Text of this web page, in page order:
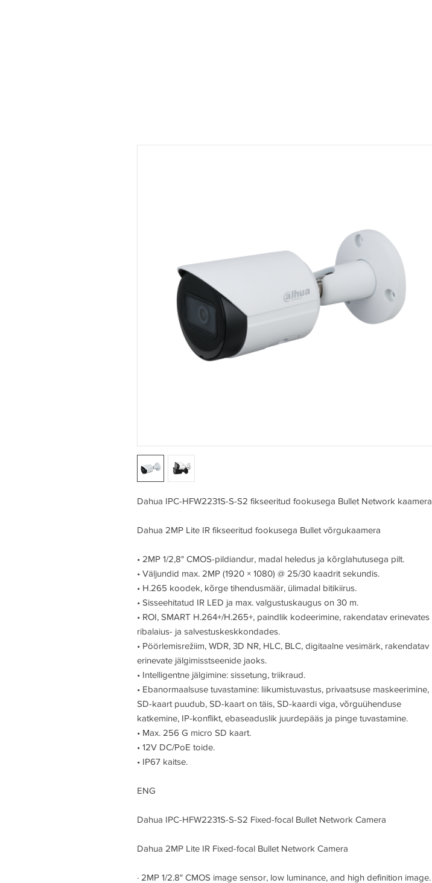
Dahua IPC-HFW2231S-S-S2 fikseeritud fookusega Bullet Network kaamera
Dahua 2MP Lite IR fikseeritud fookusega Bullet võrgukaamera
• 2MP 1/2,8" CMOS-pildiandur, madal heledus ja kõrglahutusega pilt.
• Väljundid max. 2MP (1920 × 1080) @ 25/30 kaadrit sekundis.
• H.265 koodek, kõrge tihendusmäär, ülimadal bitikiirus.
• Sisseehitatud IR LED ja max. valgustuskaugus on 30 m.
• ROI, SMART H.264+/H.265+, paindlik kodeerimine, rakendatav erinevates
ribalaius- ja salvestuskeskkondades.
• Pöörlemisrežiim, WDR, 3D NR, HLC, BLC, digitaalne vesimärk, rakendatav
erinevate jälgimisstseenide jaoks.
• Intelligentne jälgimine: sissetung, triikraud.
• Ebanormaalsuse tuvastamine: liikumistuvastus, privaatsuse maskeerimine,
SD-kaart puudub, SD-kaart on täis, SD-kaardi viga, võrguühenduse
katkemine, IP-konflikt, ebaseaduslik juurdepääs ja pinge tuvastamine.
• Max. 256 G micro SD kaart.
• 12V DC/PoE toide.
• IP67 kaitse.
ENG
Dahua IPC-HFW2231S-S-S2 Fixed-focal Bullet Network Camera
Dahua 2MP Lite IR Fixed-focal Bullet Network Camera
· 2MP 1/2.8" CMOS image sensor, low luminance, and high definition image.